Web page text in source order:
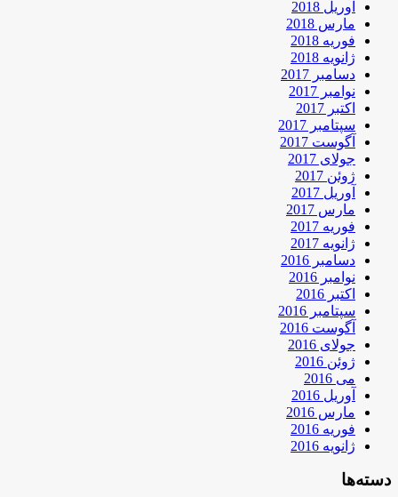
آوریل 2018
مارس 2018
فوریه 2018
ژانویه 2018
دسامبر 2017
نوامبر 2017
اکتبر 2017
سپتامبر 2017
آگوست 2017
جولای 2017
ژوئن 2017
آوریل 2017
مارس 2017
فوریه 2017
ژانویه 2017
دسامبر 2016
نوامبر 2016
اکتبر 2016
سپتامبر 2016
آگوست 2016
جولای 2016
ژوئن 2016
می 2016
آوریل 2016
مارس 2016
فوریه 2016
ژانویه 2016
دسته‌ها